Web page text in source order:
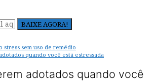
stress sem uso de remédio
quando você está estressada
adotados quando você